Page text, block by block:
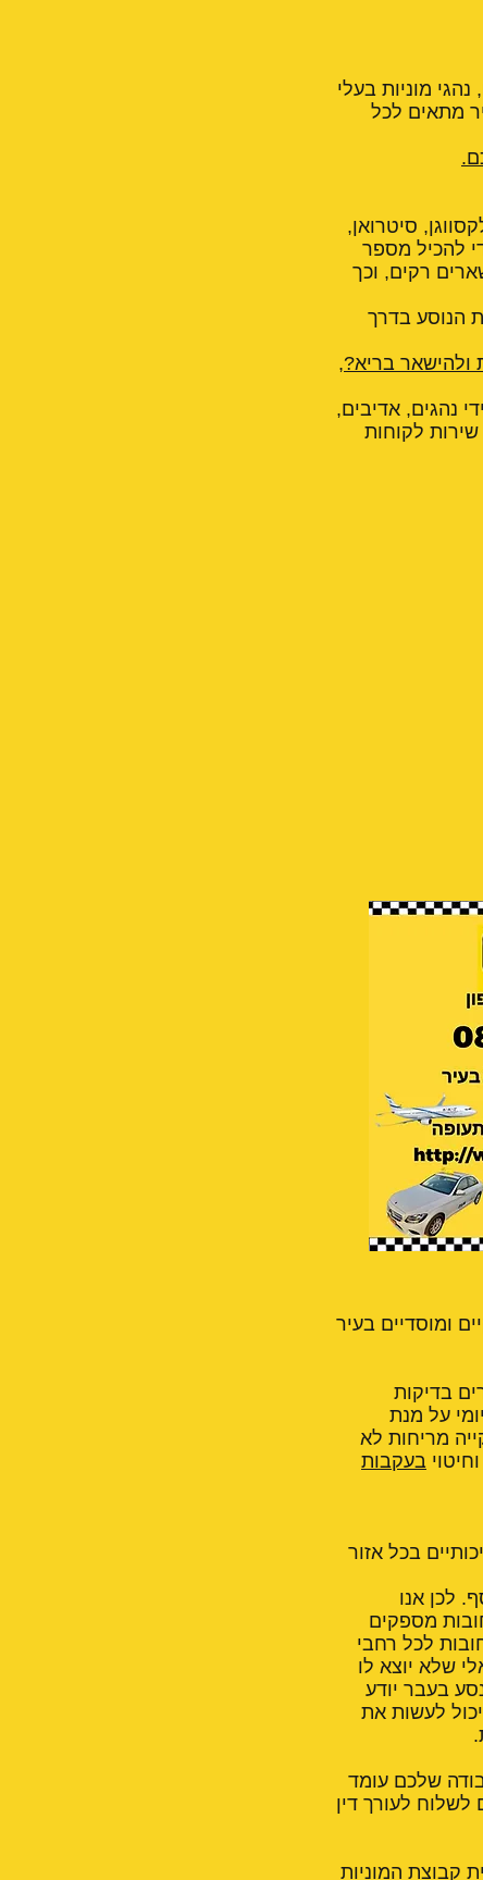
מוניות בעלי
מתאים לכל
סיטרואן,
גדול כדי להכיל מספר
רקים, וכך
הנוסע בדרך
ולהישאר בריא?,
נהגים, אדיבים,
לקוחות
ומוסדיים בעיר
עוברים בדיקות
על מנת
מריחות לא
בעקבות
בכל אזור
כסף. לכן אנו
מספקים
לכל רחבי
שלא יוצא לו
בעבר יודע
לעשות את
שלכם עומד
לעורך דין
קבוצת המוניות